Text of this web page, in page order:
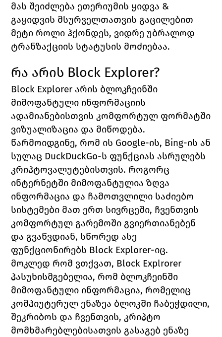
მას შეიძლება ეთერიუმის ყიდვა &
გაყიდვის მსურველთათვის გაცილებით
მეტი როლი ჰქონდეს, ვიდრე უბრალოდ
ტრანზაქციის სტატუსის მოძიებაა.
რა არის Block Explorer?
Block Explorer არის ბლოკჩეინში
მიმოფანტული ინფორმაციის
ადამიანებისთვის კომფორტულ ფორმატში
ვიზუალიზაცია და მიწოდება.
წარმოიდგინე, რომ ის Google-ის, Bing-ის ან
სულაც DuckDuckGo-ს ფუნქციას ასრულებს
კრიპტოვალუტებისთვის. როგორც
ინტერნეტში მიმოფანტულია ზღვა
ინფორმაცია და ჩამოთვლილი საძიებო
სისტემები მათ ერთ სივრცეში, ჩვენთვის
კომფორტულ გარემოში გვიერთიანებენ
და გვაწვდიან, სწორედ ასე
ფუნქციონირებს Block Explorer-იც.
მოკლედ რომ ვთქვათ,
პასუხისმგებელია, რომ ბლოკჩეინში
მიმოფანტული ინფორმაცია, რომელიც
კომპიუტერულ ენაზეა ბლოკში ჩაბეჭდილი,
შეკრიბოს და ჩვენთვის, კრიპტო
მომხმარებლებისათვის გასაგებ ენაზე